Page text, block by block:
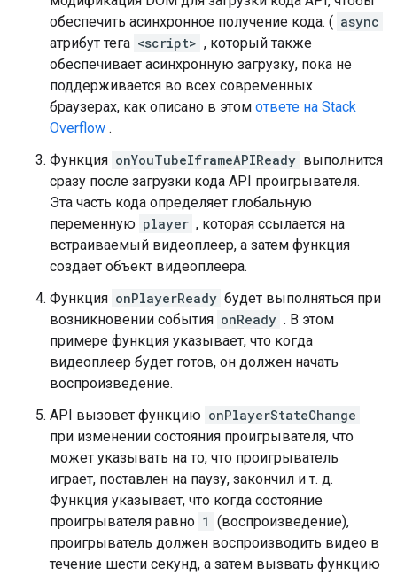
обеспечить асинхронное получение кода. ( async
атрибут тега <script> , который также
обеспечивает асинхронную загрузку, пока не
поддерживается во всех современных
браузерах, как описано в этом ответе на Stack
Overflow .
Функция onYouTubeIframeAPIReady выполнится
сразу после загрузки кода API проигрывателя.
Эта часть кода определяет глобальную
переменную player , которая ссылается на
встраиваемый видеоплеер, а затем функция
создает объект видеоплеера.
Функция onPlayerReady будет выполняться при
возникновении события onReady . В этом
примере функция указывает, что когда
видеоплеер будет готов, он должен начать
воспроизведение.
API вызовет функцию onPlayerStateChange
при изменении состояния проигрывателя, что
может указывать на то, что проигрыватель
играет, поставлен на паузу, закончил и т. д.
Функция указывает, что когда состояние
проигрывателя равно 1 (воспроизведение),
проигрыватель должен воспроизводить видео в
течение шести секунд, а затем вызвать функцию